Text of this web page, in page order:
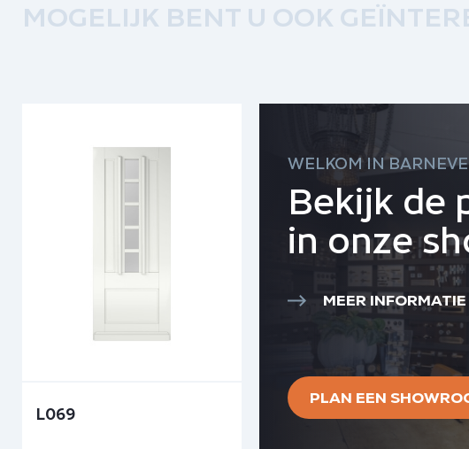
MOGELIJK BENT U OOK
L069
WELKOM IN
Bekijk de
in onze
MEER INFORMATIE
PLAN EEN